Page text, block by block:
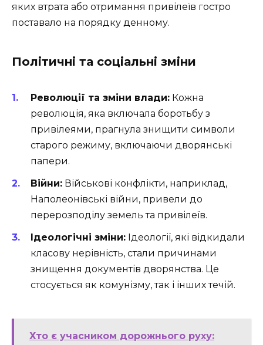
яких втрата або отримання привілеїв гостро
поставало на порядку денному.
Політичні та соціальні зміни
Революції та зміни влади: Кожна
революція, яка включала боротьбу з
привілеями, прагнула знищити символи
старого режиму, включаючи дворянські
папери.
Війни: Військові конфлікти, наприклад,
Наполеонівські війни, привели до
перерозподілу земель та привілеїв.
Ідеологічні зміни: Ідеології, які відкидали
класову нерівність, стали причинами
знищення документів дворянства. Це
стосується як комунізму, так і інших течій.
Хто є учасником дорожнього руху: